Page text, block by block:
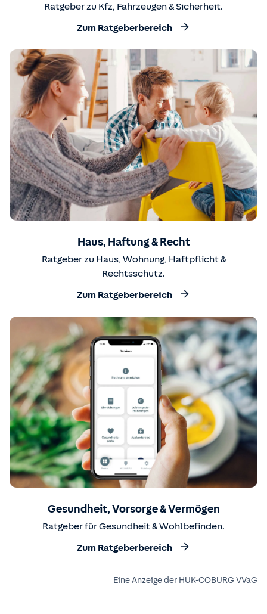
Ratgeber zu Kfz, Fahrzeugen & Sicherheit.
Zum Ratgeberbereich
Haus, Haftung & Recht
Ratgeber zu Haus, Wohnung, Haftpflicht &
Rechtsschutz.
Zum Ratgeberbereich
Gesundheit, Vorsorge & Vermögen
Ratgeber für Gesundheit & Wohlbefinden.
Zum Ratgeberbereich
Eine Anzeige der HUK-COBURG VVaG